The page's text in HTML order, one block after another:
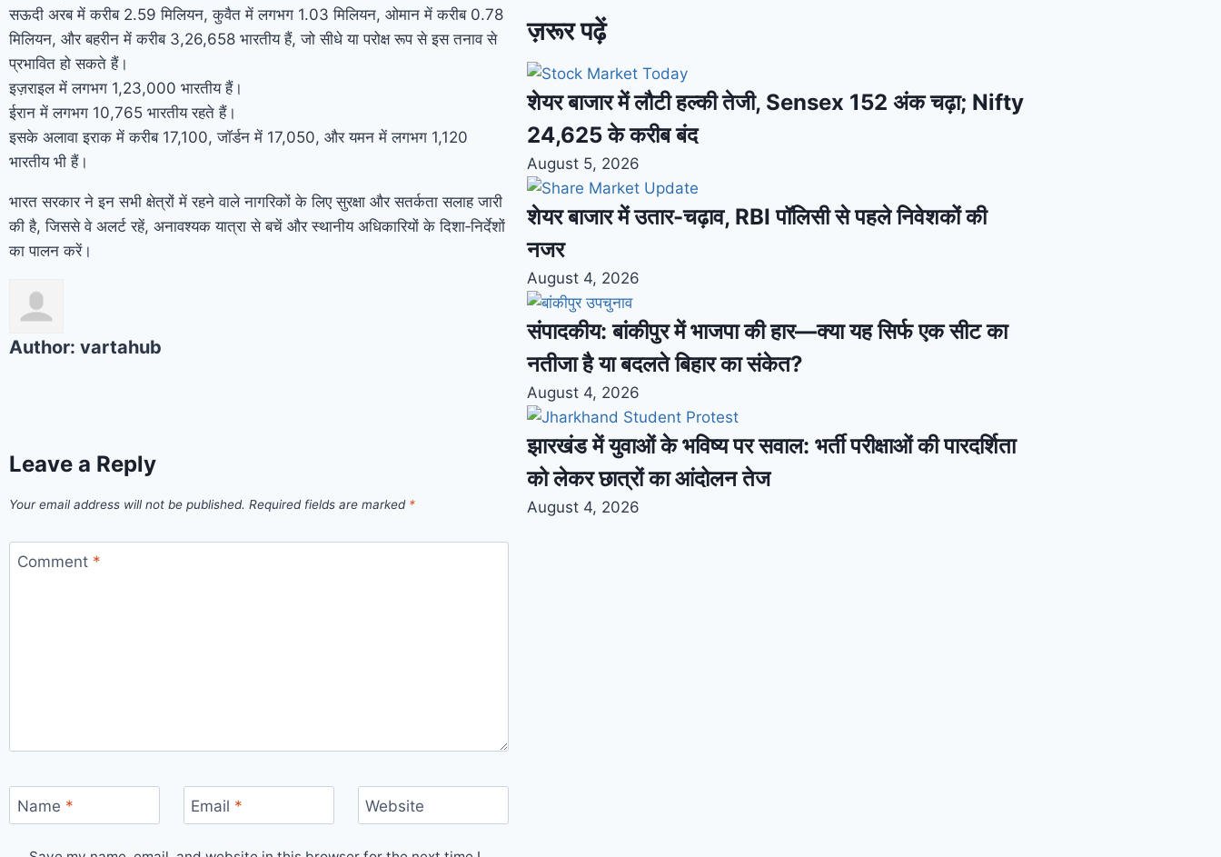
सऊदी अरब में करीब 2.59 मिलियन, कुवैत में लगभग 1.03 मिलियन, ओमान में करीब 0.78
मिलियन, और बहरीन में करीब 3,26,658 भारतीय हैं, जो सीधे या परोक्ष रूप से इस तनाव से
प्रभावित हो सकते हैं।
इज़राइल में लगभग 1,23,000 भारतीय हैं।
ईरान में लगभग 10,765 भारतीय रहते हैं।
इसके अलावा इराक में करीब 17,100, जॉर्डन में 17,050, और यमन में लगभग 1,120
भारतीय भी हैं।
भारत सरकार ने इन सभी क्षेत्रों में रहने वाले नागरिकों के लिए सुरक्षा और सतर्कता सलाह जारी
की है, जिससे वे अलर्ट रहें, अनावश्यक यात्रा से बचें और स्थानीय अधिकारियों के दिशा‑निर्देशों
का पालन करें।
Author: vartahub
Leave a Reply
Your email address will not be published. Required fields are marked *
Comment *
Name * Email * Website
ज़रूर पढ़ें
शेयर बाजार में लौटी हल्की तेजी, Sensex 152 अंक चढ़ा; Nifty
24,625 के करीब बंद
August 5, 2026
शेयर बाजार में उतार-चढ़ाव, RBI पॉलिसी से पहले निवेशकों की
नजर
August 4, 2026
संपादकीय: बांकीपुर में भाजपा की हार—क्या यह सिर्फ एक सीट का
नतीजा है या बदलते बिहार का संकेत?
August 4, 2026
झारखंड में युवाओं के भविष्य पर सवाल: भर्ती परीक्षाओं की पारदर्शिता
को लेकर छात्रों का आंदोलन तेज
August 4, 2026